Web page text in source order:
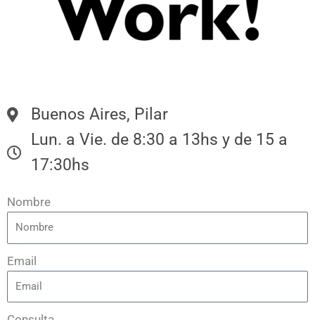
Buenos Aires, Pilar
Lun. a Vie. de 8:30 a 13hs y de 15 a
17:30hs
Nombre
Email